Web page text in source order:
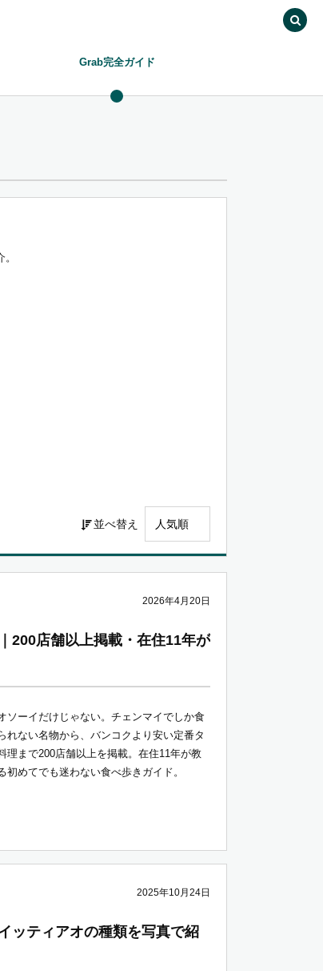
Grab完全ガイド
並べ替え
2026年4月20日
200店舗以上掲載・在住11年が
ソーイだけじゃない。チェンマイでしか食
れない名物から、バンコクより安い定番タ
理まで200店舗以上を掲載。在住11年が教
初めてでも迷わない食べ歩きガイド。
2025年10月24日
ッティアオの種類を写真で紹